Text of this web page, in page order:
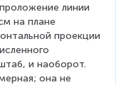
линии
на плане
проекции
и наоборот.
она не